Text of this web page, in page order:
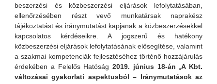
beszerzési és közbeszerzési eljárások lefolytatásában,
ellenőrzésében részt vevő munkatársak naprakész
tájékoztatást és iránymutatást kapjanak a közbeszerzésekkel
kapcsolatos kérdéseikre. A jogszerű és hatékony
közbeszerzési eljárások lefolytatásának elősegítése, valamint
a szakmai kompetenciák fejlesztéséhez történő hozzájárulás
érdekében a Felelős Hatóság 2019. június 18-án „A Kbt.
változásai gyakorlati aspektusból – Iránymutatások az